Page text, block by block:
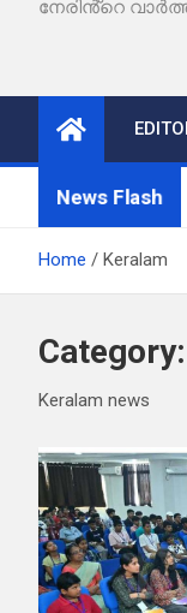
നേരിൻ്റെ
News Flash
Home Keralam
Category:
Keralam news